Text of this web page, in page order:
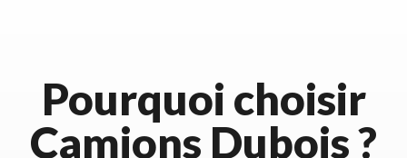
Pourquoi choisir
Camions Dubois ?